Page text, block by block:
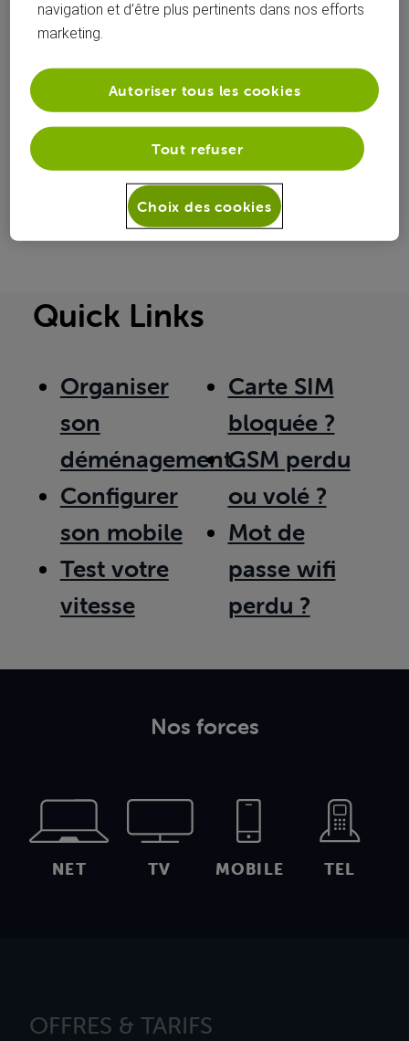
Activités de stephnadege
Toutesles activités
Selected
activités
S stephnadege a rejoint la communauté.
vendredi 7 février 2025
Quick Links
Organiser
son
déménagement
Configurer
son mobile
Test votre
vitesse
Carte SIM
bloquée ?
GSM perdu
ou volé ?
Mot de
passe wifi
perdu ?
Nos forces
NET TV MOBILE TEL
OFFRES & TARIFS
navigation et d’être plus pertinents dans nos efforts
marketing.
Tout refuser
Autoriser tous les cookies
Choix des cookies